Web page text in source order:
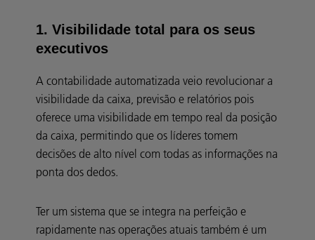
1. Visibilidade total para os seus
executivos
A contabilidade automatizada veio revolucionar a
visibilidade da caixa, previsão e relatórios pois
oferece uma visibilidade em tempo real da posição
da caixa, permitindo que os líderes tomem
decisões de alto nível com todas as informações na
ponta dos dedos.
Ter um sistema que se integra na perfeição e
rapidamente nas operações atuais também é um